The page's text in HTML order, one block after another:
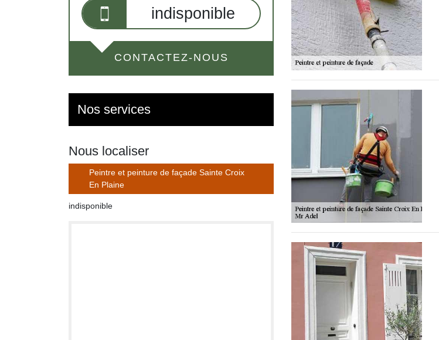
indisponible
CONTACTEZ-NOUS
Nos services
Nous localiser
Peintre et peinture de façade Sainte Croix
En Plaine
indisponible